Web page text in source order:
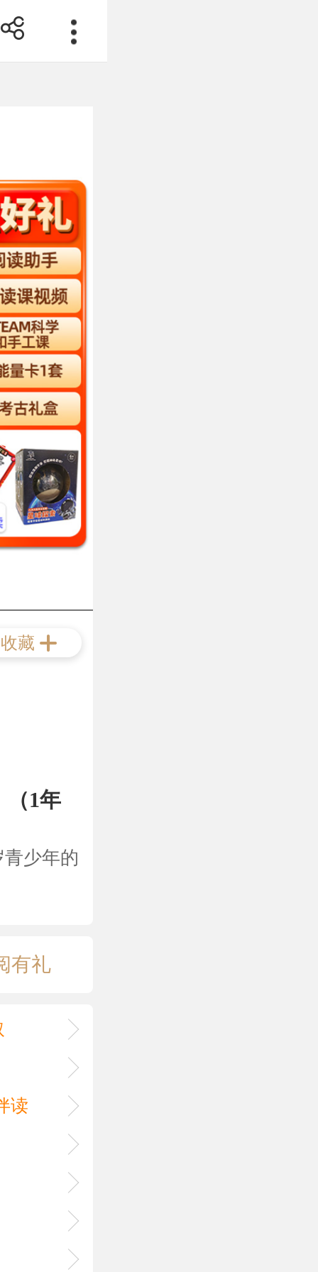
收藏
（1年
少年的
有礼
读